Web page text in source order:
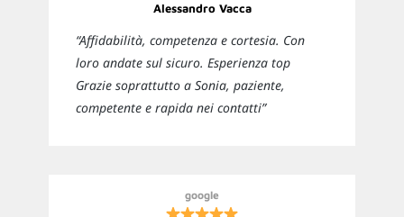
Alessandro Vacca
“Affidabilità, competenza e cortesia. Con
loro andate sul sicuro. Esperienza top
Grazie soprattutto a Sonia, paziente,
competente e rapida nei contatti”
google